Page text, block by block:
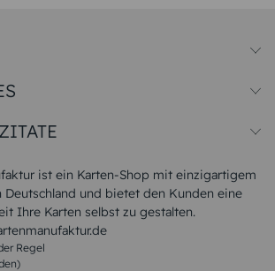
ist ein Karten-Shop mit einzigartigem
Deutschland und bietet den Kunden eine
Ihre Karten selbst zu gestalten.
Regel
& Kommunion